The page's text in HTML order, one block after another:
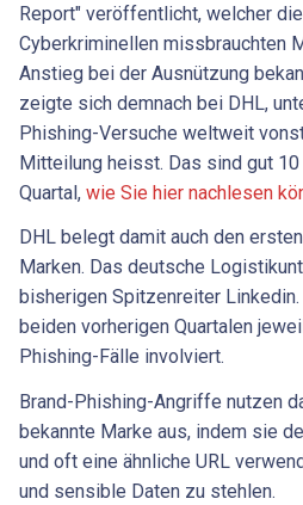
Report" veröffentlicht, welcher
Cyberkriminellen missbrauchten
Anstieg bei der Ausnützung
zeigte sich demnach bei DHL,
Phishing-Versuche weltweit
Mitteilung heisst. Das sind gut
Quartal, wie Sie hier nachlesen
DHL belegt damit auch den
Marken. Das deutsche
bisherigen Spitzenreiter
beiden vorherigen Quartalen
Phishing-Fälle involviert.
Brand-Phishing-Angriffe nutzen
bekannte Marke aus, indem sie
und oft eine ähnliche URL
und sensible Daten zu stehlen.